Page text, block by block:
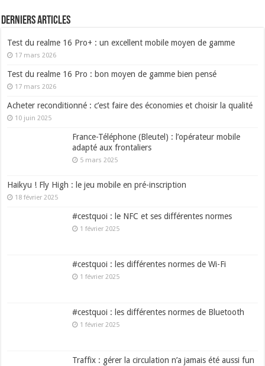
Derniers articles
Test du realme 16 Pro+ : un excellent mobile moyen de gamme
17 mars 2026
Test du realme 16 Pro : bon moyen de gamme bien pensé
17 mars 2026
Acheter reconditionné : c’est faire des économies et choisir la qualité
10 juin 2025
France-Téléphone (Bleutel) : l’opérateur mobile
adapté aux frontaliers
5 mars 2025
Haikyu ! Fly High : le jeu mobile en pré-inscription
18 février 2025
#cestquoi : le NFC et ses différentes normes
1 février 2025
#cestquoi : les différentes normes de Wi-Fi
1 février 2025
#cestquoi : les différentes normes de Bluetooth
1 février 2025
Traffix : gérer la circulation n’a jamais été aussi fun